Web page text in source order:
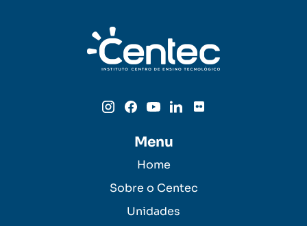
Menu
Home
Sobre o Centec
Unidades